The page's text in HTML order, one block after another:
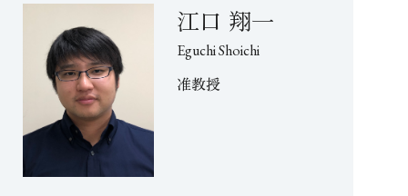
江口 翔一
Eguchi Shoichi
准教授